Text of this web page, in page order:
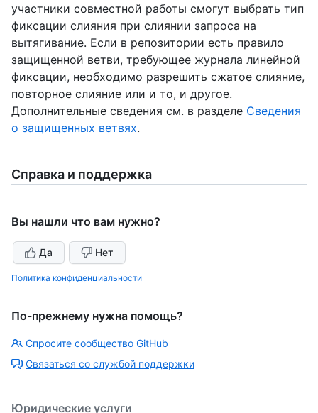
участники совместной работы смогут выбрать тип
фиксации слияния при слиянии запроса на
вытягивание. Если в репозитории есть правило
защищенной ветви, требующее журнала линейной
фиксации, необходимо разрешить сжатое слияние,
повторное слияние или и то, и другое.
Дополнительные сведения см. в разделе Сведения
о защищенных ветвях.
Справка и поддержка
Вы нашли что вам нужно?
Да Нет
Политика конфиденциальности
По-прежнему нужна помощь?
Спросите сообщество GitHub
Связаться со службой поддержки
Юридические услуги